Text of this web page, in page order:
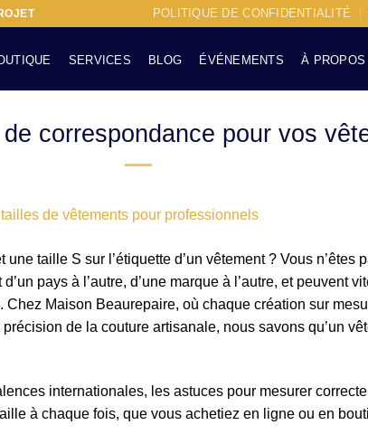
POLITIQUE DE CONFIDENTIALITÉ
SERVICES BLOG ÉVÉNEMENTS À PROPOS
correspondance pour vos
taille S sur l’étiquette d’un vêtement ? Vous n’êtes
pays à l’autre, d’une marque à l’autre, et peuvent
Chez Maison Beaurepaire, où chaque création sur
de la couture artisanale, nous savons qu’un
internationales, les astuces pour mesurer
à chaque fois, que vous achetiez en ligne ou en